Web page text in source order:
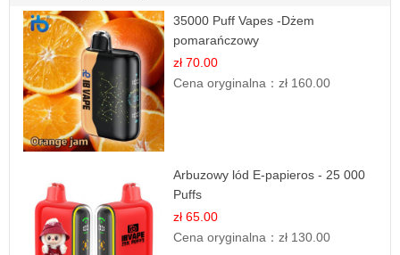
35000 Puff Vapes -Dżem
pomarańczowy
zł 70.00
Cena oryginalna：zł 160.00
Arbuzowy lód E-papieros - 25 000
Puffs
zł 65.00
Cena oryginalna：zł 130.00